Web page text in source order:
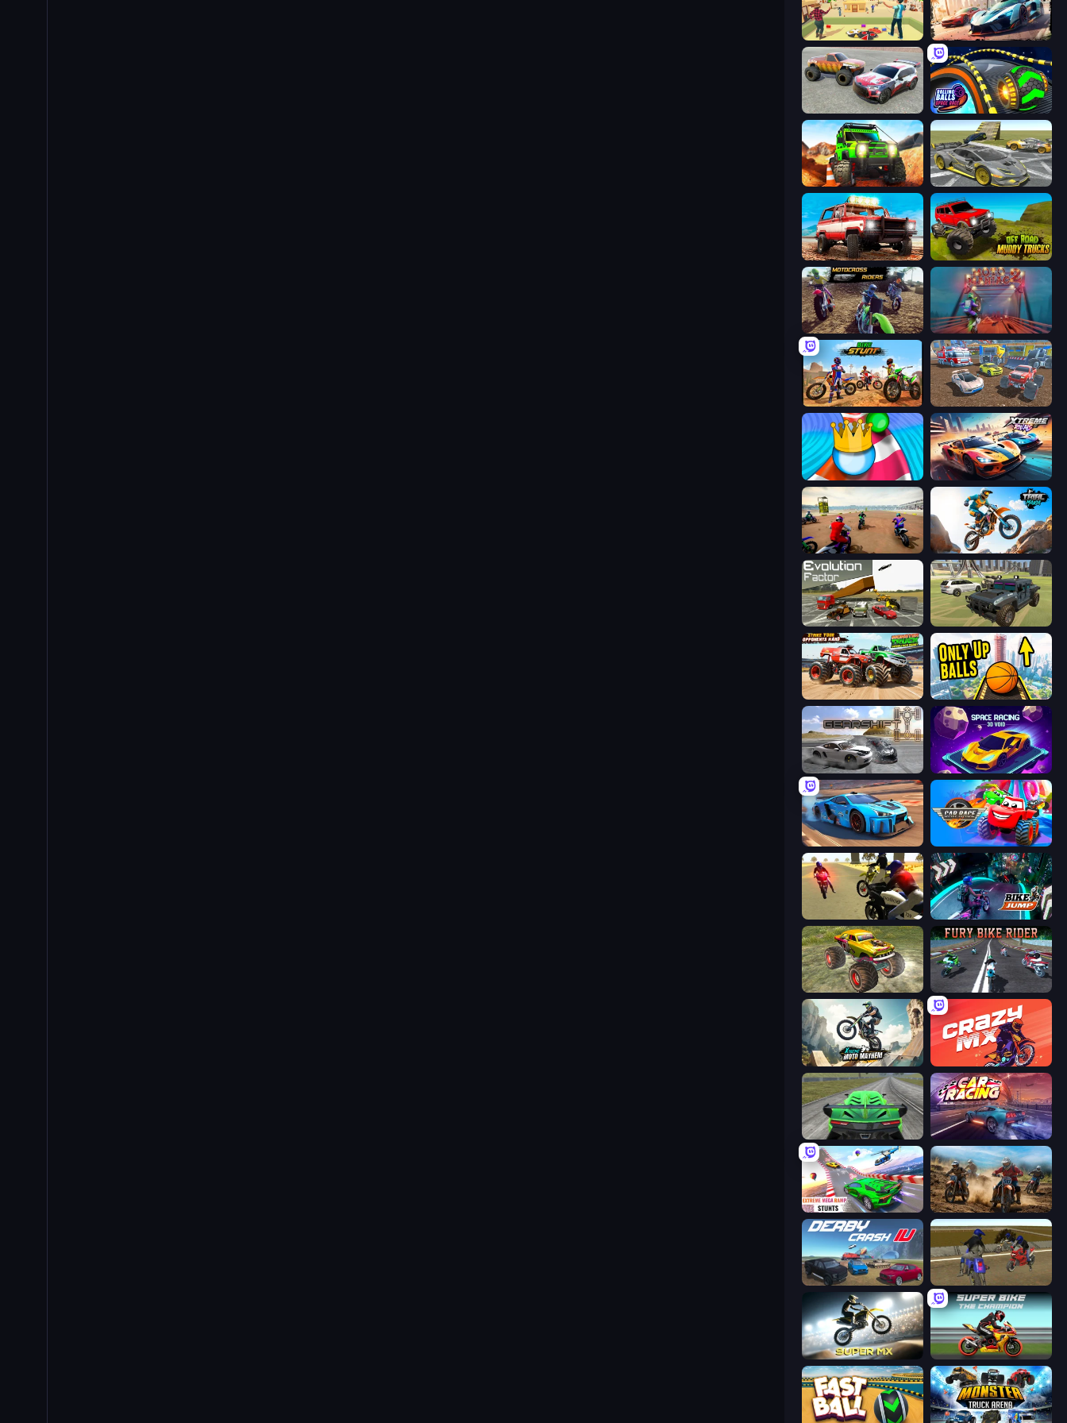
Kite Flying Sim Mega Ramp Car Game: Car Stunts
Limitless Rolling Balls Space Race
Offroad Life 3D Wrong Way
Offroad Masters Challenge Offroad Muddy Trucks
MotoCross Riders Moto Maniac 2
Bike Stunts Race Bike Games 3D Mad Cars: Racing & Crash
Aquapark Balls Party Xtreme Rivals: Car Racing
Super MX - The Champion Trial Mania
Evolution Factor 4x4 Offroader
Monster Truck Demolition Derby Only Up Balls
Gearshift One Space Racing 3D: Void
Real Cars in City Car Race: 3D
3D Moto Simulator 2 Bike Jump
Real Simulator: Monster Truck Fury Bike Rider
Xtreme Moto Mayhem Crazy MX
Speed Racing Pro 2 Car Games: Car Racing Game
Impossible Mega Ramp Car Stunt Motocross Dirt Bike Race Games
Derby Crash 4 Crazy Moto Stunts
Super MX - Last Season Super Bike The Champion